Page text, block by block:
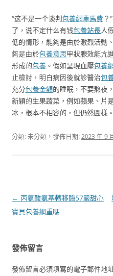
“这不是一个谈判包養網車馬費 ？
了，说不定什么有钱包養站長人
低的情形，能夠是由於激烈活動
夠是由於包養意思甲狀腺效能亢
形成的包養 。假如呈現血壓包養
止檢討，明白病因後就診醫治包
充分包養金額的睡眠，不要熬夜
新穎的生果蔬菜，例如蘋果、片
冰，根本不相容的，但仍然圖樣
分類: 未分類，發佈日期:2023 年 9
文
章
← 丙氨酸氨基轉移酶57嚴甜心
寶貝包養網重嗎
發佈留言
發佈留言必須填寫的電子郵件地